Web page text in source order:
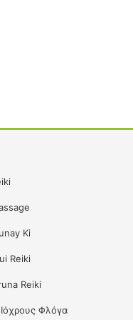
Ki
Reiki
Reiki
Φλόγα